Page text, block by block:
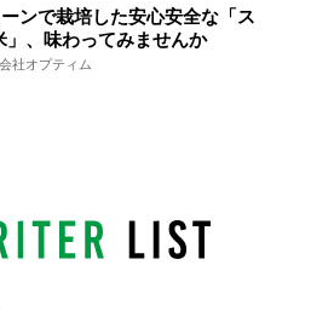
ンで栽培した安心安全な「ス
」、味わってみませんか
社オプティム